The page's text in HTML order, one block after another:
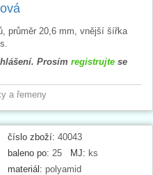
průměr 20,6 mm, vnější šířka
Prosím registrujte se
a řemeny
číslo zboží: 40043
baleno po: 25 MJ: ks
materiál: polyamid